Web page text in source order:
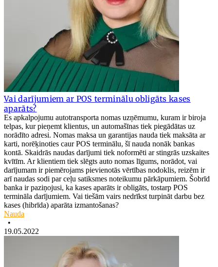
Vai darījumiem ar POS terminālu obligāts kases
aparāts?
Es apkalpojumu autotransporta nomas uzņēmumu, kuram ir biroja
telpas, kur pieņemt klientus, un automašīnas tiek piegādātas uz
norādīto adresi. Nomas maksa un garantijas nauda tiek maksāta ar
karti, norēķinoties caur POS terminālu, šī nauda nonāk bankas
kontā. Skaidrās naudas darījumi tiek noformēti ar stingrās uzskaites
kvītīm. Ar klientiem tiek slēgts auto nomas līgums, norādot, vai
darījumam ir piemērojams pievienotās vērtības nodoklis, reizēm ir
arī naudas sodi par ceļu satiksmes noteikumu pārkāpumiem. Šobrīd
banka ir paziņojusi, ka kases aparāts ir obligāts, tostarp POS
termināla darījumiem. Vai tiešām vairs nedrīkst turpināt darbu bez
kases (hibrīda) aparāta izmantošanas?
Nauda
•
19.05.2022